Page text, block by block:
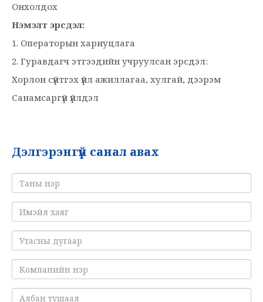
Онхолдох
Нэмэлт эрсдэл:
1. Операторын хариуцлага
2. Гуравдагч этгээдийн учруулсан эрсдэл:
Хорлон сүйтгэх үйл ажиллагаа, хулгай, дээрэм
Санамсаргүй үйлдэл
Дэлгэрэнгүй санал авах